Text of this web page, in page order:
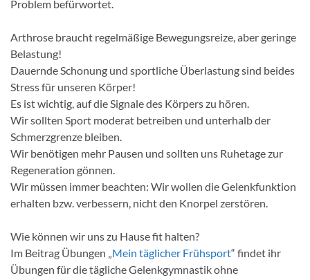
Problem befürwortet.
Arthrose braucht regelmäßige Bewegungsreize, aber geringe
Belastung!
Dauernde Schonung und sportliche Überlastung sind beides
Stress für unseren Körper!
Es ist wichtig, auf die Signale des Körpers zu hören.
Wir sollten Sport moderat betreiben und unterhalb der
Schmerzgrenze bleiben.
Wir benötigen mehr Pausen und sollten uns Ruhetage zur
Regeneration gönnen.
Wir müssen immer beachten: Wir wollen die Gelenkfunktion
erhalten bzw. verbessern, nicht den Knorpel zerstören.
Wie können wir uns zu Hause fit halten?
Im Beitrag Übungen „Mein täglicher Frühsport“ findet ihr
Übungen für die tägliche Gelenkgymnastik ohne